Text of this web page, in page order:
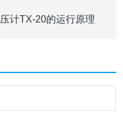
计TX-20的运行原理